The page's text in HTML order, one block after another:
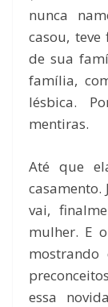
nunca
casou,
de sua
família,
lésbica.
mentiras.
Até que
casamento.
vai,
mulher. E
essa